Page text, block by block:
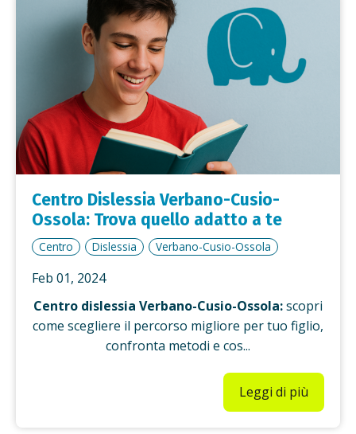
Centro Dislessia Verbano-Cusio-
Ossola: Trova quello adatto a te
Centro Dislessia Verbano-Cusio-Ossola
Feb 01, 2024
Centro dislessia Verbano-Cusio-Ossola:scopri
come scegliere il percorso migliore per tuo figlio,
confronta metodi e cos...
Leggi di più